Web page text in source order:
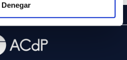
Denegar